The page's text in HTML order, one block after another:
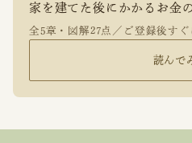
家を建てた後にかかるお金
全5章・図解27点／ご登録後す
読んで